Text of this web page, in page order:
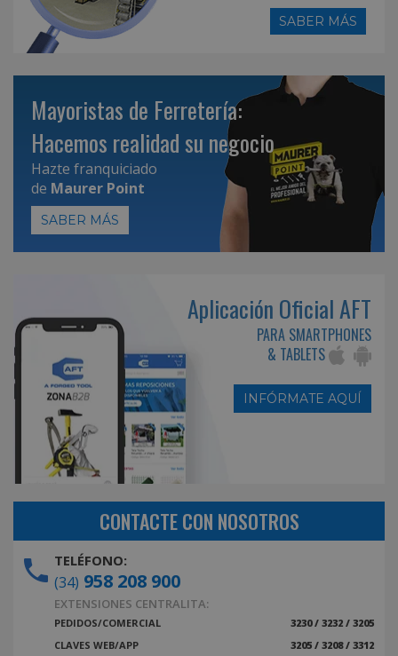
SABER MÁS
Mayoristas de Ferretería:
Hacemos realidad su negocio
Hazte franquiciado
de Maurer Point
SABER MÁS
Aplicación Oficial AFT
PARA SMARTPHONES
& TABLETS
INFÓRMATE AQUÍ
CONTACTE CON NOSOTROS
TELÉFONO:
(34) 958 208 900
EXTENSIONES CENTRALITA:
PEDIDOS/COMERCIAL
3230 / 3232 / 3205
CLAVES WEB/APP
3205 / 3208 / 3312